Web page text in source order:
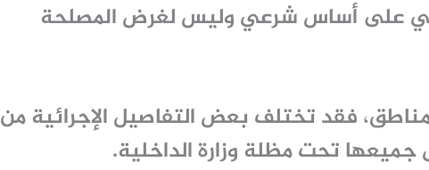
على أساس شرعي وليس لغرض المصلحة
فقد تختلف بعض التفاصيل الإجرائية من
تحت مظلة وزارة الداخلية.